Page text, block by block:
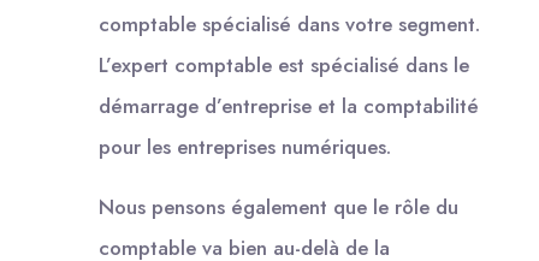
comptable spécialisé dans votre segment.
L’expert comptable est spécialisé dans le
démarrage d’entreprise et la comptabilité
pour les entreprises numériques.
Nous pensons également que le rôle du
comptable va bien au-delà de la